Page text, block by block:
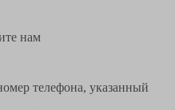
нам
телефона, указанный